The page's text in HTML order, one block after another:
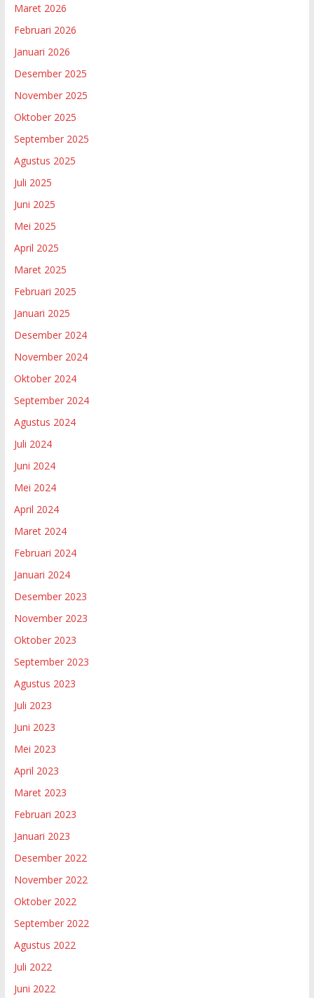
Maret 2026
Februari 2026
Januari 2026
Desember 2025
November 2025
Oktober 2025
September 2025
Agustus 2025
Juli 2025
Juni 2025
Mei 2025
April 2025
Maret 2025
Februari 2025
Januari 2025
Desember 2024
November 2024
Oktober 2024
September 2024
Agustus 2024
Juli 2024
Juni 2024
Mei 2024
April 2024
Maret 2024
Februari 2024
Januari 2024
Desember 2023
November 2023
Oktober 2023
September 2023
Agustus 2023
Juli 2023
Juni 2023
Mei 2023
April 2023
Maret 2023
Februari 2023
Januari 2023
Desember 2022
November 2022
Oktober 2022
September 2022
Agustus 2022
Juli 2022
Juni 2022